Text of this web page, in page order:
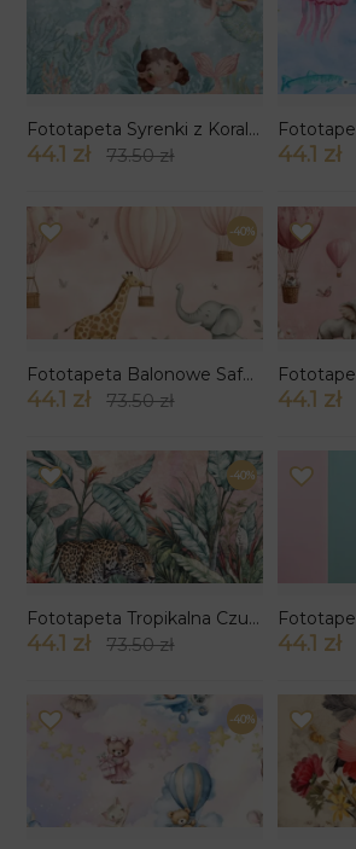
Fototapeta Syrenki z Koralowej Laguny
44.1 zł 73.50 zł 44.1 zł
-40%
Fototapeta Balonowe Safari wśród Kwiatów
44.1 zł 73.50 zł 44.1 zł
-40%
Fototapeta Tropikalna Czujność
44.1 zł 73.50 zł 44.1 zł
-40%